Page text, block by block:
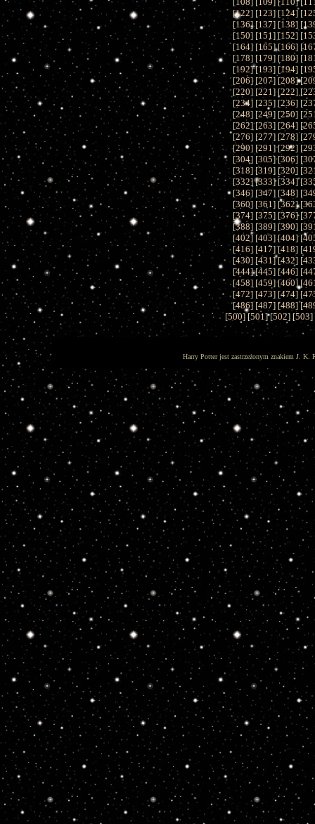
[122] [123] [124] [
[136] [137] [138] [
[150] [151] [152] [
[164] [165] [166] [
[178] [179] [180] [
[192] [193] [194] [
[206] [207] [208] [
[220] [221] [222] [
[234] [235] [236] [
[248] [249] [250] [
[262] [263] [264] [
[276] [277] [278] [
[290] [291] [292] [
[304] [305] [306] [
[318] [319] [320] [
[332] [333] [334] [
[346] [347] [348] [
[360] [361] [362] [
[374] [375] [376] [
[388] [389] [390] [
[402] [403] [404] [
[416] [417] [418] [
[430] [431] [432] [
[444] [445] [446] [
[458] [459] [460] [
[472] [473] [474] [
[486] [487] [488] [
[500] [501] [502] [503]
Harry Potter jest zastrzeżonym znakiem J. K.